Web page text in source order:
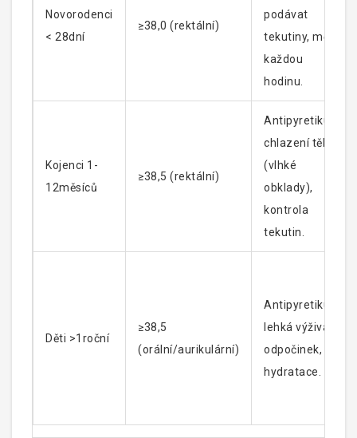
Novorodenci
< 28dní
≥38,0 (rektální)
podávat
tekutiny, měřit
každou
hodinu.
Kojenci 1-
12měsíců
≥38,5 (rektální)
Antipyretikum,
chlazení těla
(vlhké
obklady),
kontrola
tekutin.
Děti >1roční
≥38,5
(orální/aurikulární)
Antipyretikum,
lehká výživa,
odpočinek,
hydratace.